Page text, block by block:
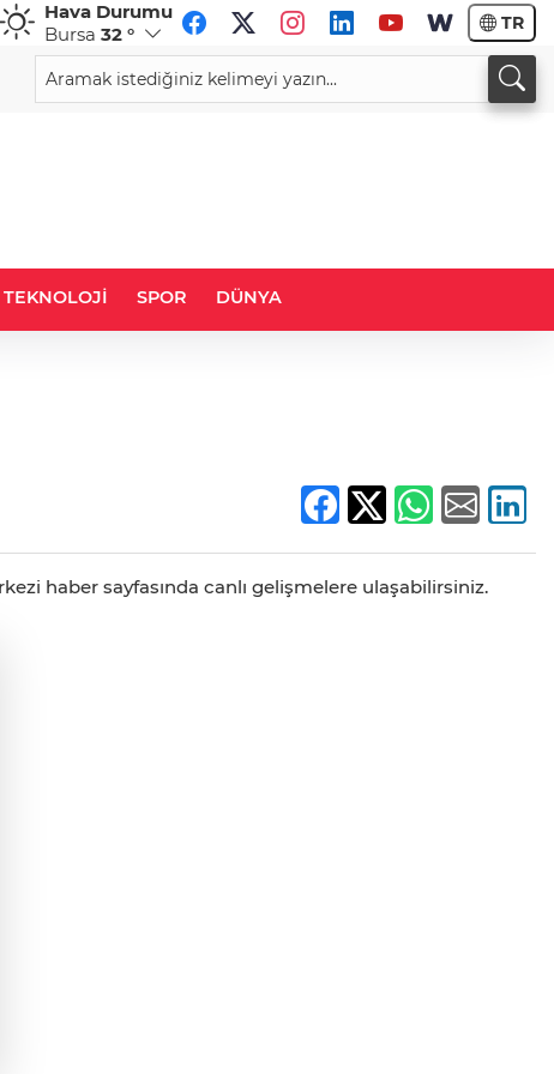
Hava Durumu
Bursa 32 ° TR
GBP
64,1466%0,14
58,5848
TEKNOLOJİ SPOR DÜNYA
haber sayfasında canlı gelişmelere ulaşabilirsiniz.